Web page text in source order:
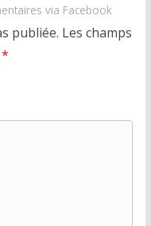
via Facebook
publiée. Les champs
*